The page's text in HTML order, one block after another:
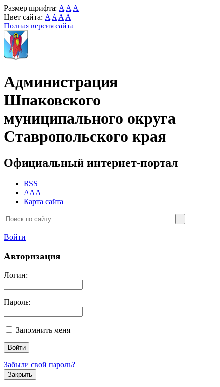
Размер шрифта: A A A
Цвет сайта: A A A A
Полная версия сайта
Администрация
Шпаковского
муниципального округа
Ставропольского края
Официальный интернет-портал
RSS
AAA
Карта сайта
Войти
Авторизация
Логин:
Пароль:
Запомнить меня
Забыли свой пароль?
Закрыть